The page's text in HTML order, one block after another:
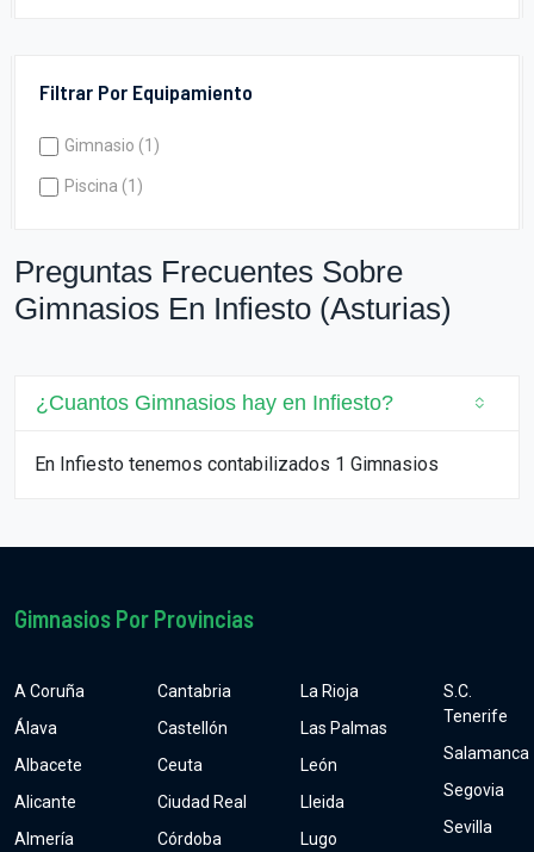
Filtrar Por Equipamiento
Gimnasio (1)
Piscina (1)
Preguntas Frecuentes Sobre
Gimnasios En Infiesto (Asturias)
¿Cuantos Gimnasios hay en Infiesto?
En Infiesto tenemos contabilizados 1 Gimnasios
Gimnasios Por Provincias
A Coruña
Álava
Albacete
Alicante
Almería
Cantabria
Castellón
Ceuta
Ciudad Real
Córdoba
La Rioja
Las Palmas
León
Lleida
Lugo
S.C.
Tenerife
Salamanca
Segovia
Sevilla